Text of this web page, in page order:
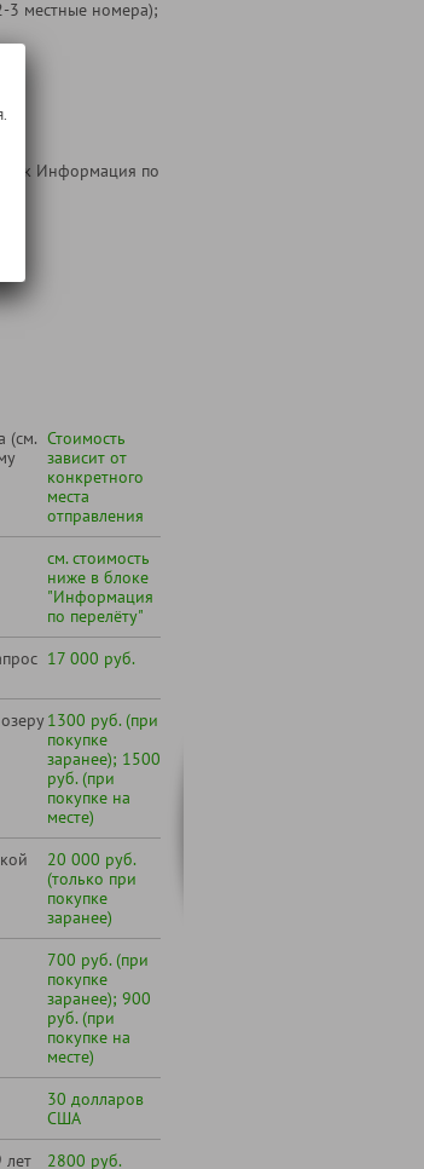
3 местные номера);
Информация по
(см. Стоимость
зависит от
конкретного
места
отправления
см. стоимость
ниже в блоке
"Информация
по перелёту"
17 000 руб.
1300 руб. (при
покупке
заранее); 1500
руб. (при
покупке на
месте)
20 000 руб.
(только при
покупке
заранее)
700 руб. (при
покупке
заранее); 900
руб. (при
покупке на
месте)
30 долларов
США
лет
2800 руб.